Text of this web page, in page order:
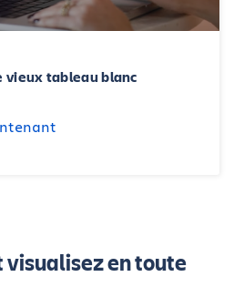
vieux tableau blanc
en toute